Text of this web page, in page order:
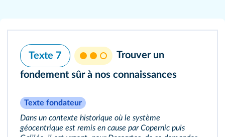
Texte 7
Trouver un
fondement sûr à nos connaissances
Texte fondateur
Dans un contexte historique où le système
géocentrique est remis en cause par Copernic puis